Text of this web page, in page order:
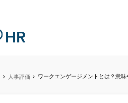
人事評価 ワークエンゲージメントとは？意